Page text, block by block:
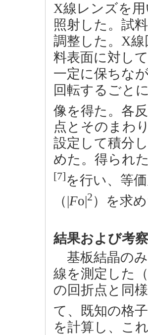
X線レンズを
照射した。試
調整した。X
料表面に対し
一定に保ちな
回転するごと
像を得た。各
点とそのまわ
設定して積分
めた。得られ
[7]を行い、等
（|Fo|2 ）を求
結果および考
基板結晶の
線を測定した
の回折点と同
て、既知の格
を計算し、こ